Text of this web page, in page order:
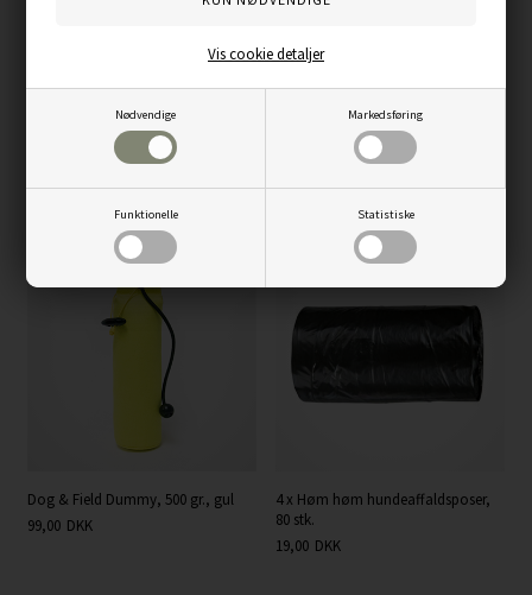
Nødvendige Markedsføring
Funktionelle Statistiske
Vis cookie detaljer
Vetbed hundetæppe, antracite/grå
med retriever, non-slip, 150×100 cm
Non-stop dogwear Safe Collar
Orange Hundehalsbånd, str. 45
Dog & Field Dummy, 500 gr., gul
99,00 DKK
4 x Høm høm hundeaffaldsposer,
80 stk.
19,00 DKK